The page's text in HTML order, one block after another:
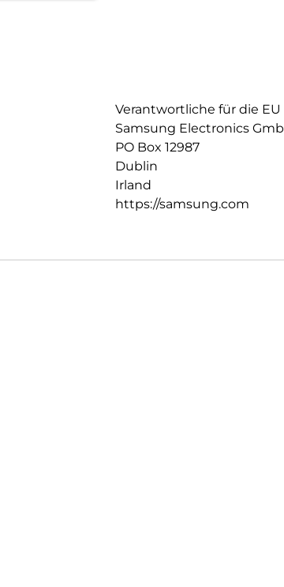
Verantwortliche für die EU
Samsung Electronics
PO Box 12987
Dublin
Irland
https://samsung.com